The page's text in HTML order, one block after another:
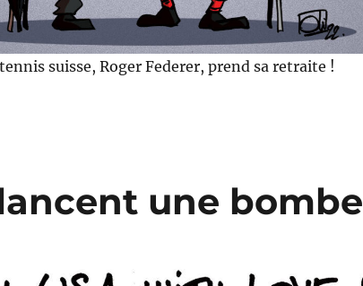
suisse, Roger Federer, prend sa retraite !
une bombe